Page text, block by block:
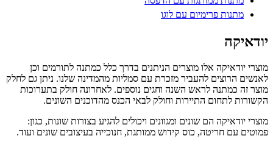
מתנות פרימיום עם לוגו
יודאיקה
מוצרי יודאיקה אלו מוצרים הניתנים בדרך כלל כמתנה לתורמים וכן
לאנשים הרוצים להעביר מזכרת עם סמליות מהמדינה שלנו. ניתן גם לחלק
מוצר זה כמתנה לראש השנה וחגים נוספים. לאחרונה חולק בתערוכות
הקשורות לתחום התיירות וחולק לבאי הכנס מהדוכנים השונים.
מוצרי יודאיקה הם שונים ומגוונים ויכולים להגיע בצורות שונות, כגון:
פמוטים עם חריטה, כוס קידוש ממותגת, חנוכייה בעיצובים שונים ועוד.